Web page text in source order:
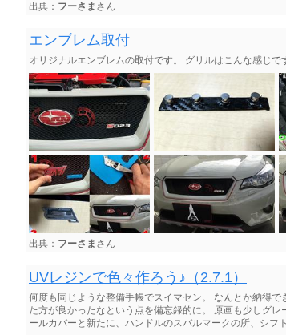
出典： フーさま さん
エンブレム取付
オリジナルエンブレムの取付です。 グリルはこんな感じで
出典： フーさま さん
UVレジンで色々作ろう♪（2.7.1）
何度も同じような整備手帳でスイマセン。 なんとか納得
た方が良かったなという点を備忘録的に。 原画も少しグ
ールカバーと新たに、ハンドルのスバルマークの所、シフ